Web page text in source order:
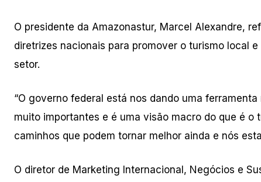
O presidente da Amazonastur, Marcel Alexandre,
diretrizes nacionais para promover o turismo local
setor.
“O governo federal está nos dando uma
muito importantes e é uma visão macro do que é
caminhos que podem tornar melhor ainda e nós
O diretor de Marketing Internacional, Negócios e